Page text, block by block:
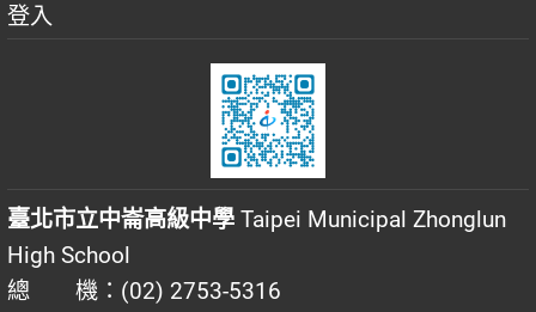
登入
臺北市立中崙高級中學 Taipei Municipal Zhonglun
High School
總 機：(02) 2753-5316